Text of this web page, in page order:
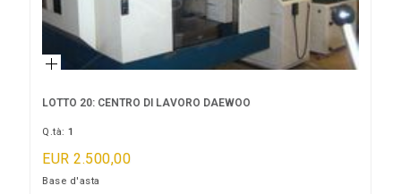
LOTTO 20: CENTRO DI LAVORO DAEWOO
Q.tà:1
EUR 2.500,00
Base d'asta